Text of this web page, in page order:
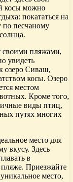
косы можно
покататься на
по песчаному
своими пляжами,
увидеть
озеро Сиваш,
косы. Озеро
местом
Кроме того,
виды птиц,
путях многих
место для
вкусу. Здесь
в
пляже. Приезжайте
место,